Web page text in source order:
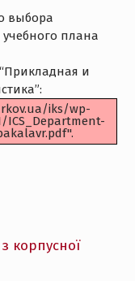
выбора
плана
и
iks/wp-
корпусної